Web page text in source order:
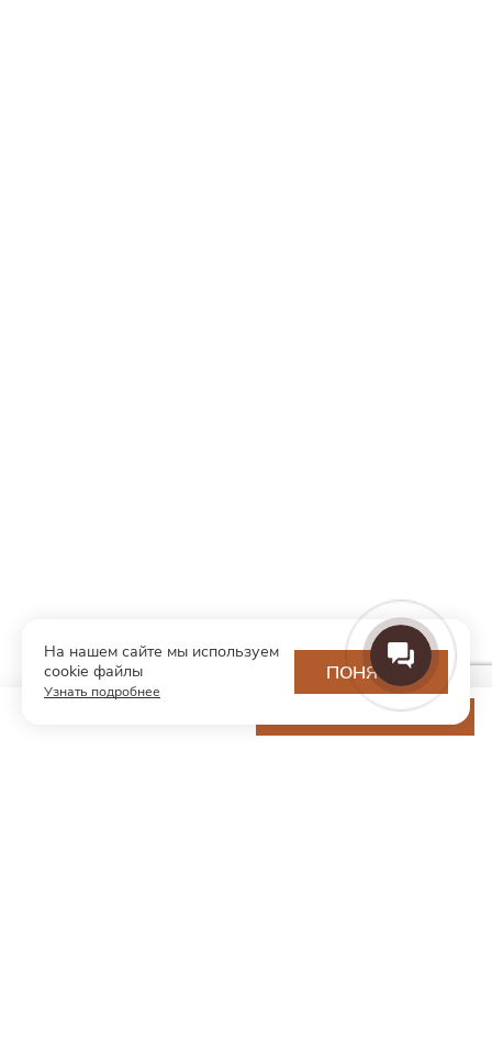
ДОБАВИТЬ В КОРЗИНУ
На нашем сайте мы используем
cookie файлы
Узнать подробнее
ПОНЯТНО